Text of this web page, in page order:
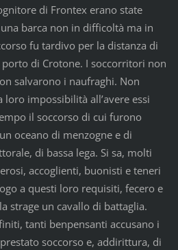
di Frontex erano state
barca non in difficoltà ma in
fu tardivo per la distanza di
porto di Crotone. I soccorritori non
salvarono i naufraghi. Non
impossibilità all’avere essi
il soccorso di cui furono
oceano di menzogne e di
di bassa lega. Si sa, molti
accoglienti, buonisti e teneri
a questi loro requisiti, fecero e
strage un cavallo di battaglia.
tanti benpensanti accusano i
soccorso e, addirittura, di